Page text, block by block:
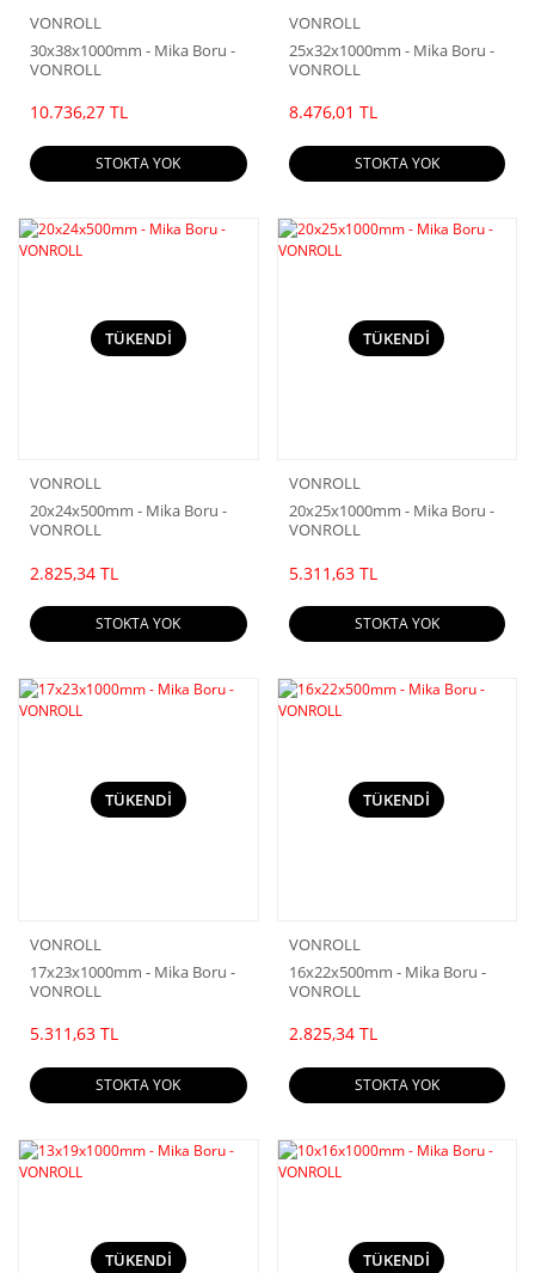
VONROLL
30x38x1000mm - Mika Boru -
VONROLL
10.736,27 TL
STOKTA YOK
VONROLL
25x32x1000mm - Mika Boru -
VONROLL
8.476,01 TL
STOKTA YOK
TÜKENDİ
VONROLL
20x24x500mm - Mika Boru -
VONROLL
2.825,34 TL
STOKTA YOK
TÜKENDİ
VONROLL
20x25x1000mm - Mika Boru -
VONROLL
5.311,63 TL
STOKTA YOK
TÜKENDİ
VONROLL
17x23x1000mm - Mika Boru -
VONROLL
5.311,63 TL
STOKTA YOK
TÜKENDİ
VONROLL
16x22x500mm - Mika Boru -
VONROLL
2.825,34 TL
STOKTA YOK
TÜKENDİ TÜKENDİ